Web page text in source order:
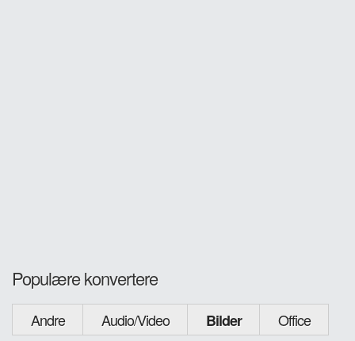
Populære konvertere
Andre Audio/Video Bilder Office